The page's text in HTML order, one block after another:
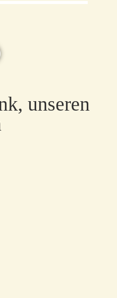
unseren